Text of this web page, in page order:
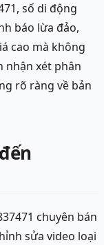
số di động
báo lừa đảo,
cao mà không
nhận xét phân
rõ ràng về bản
chuyên bán
sửa video loại